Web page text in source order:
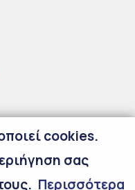
cookies.
σας
Περισσότερα